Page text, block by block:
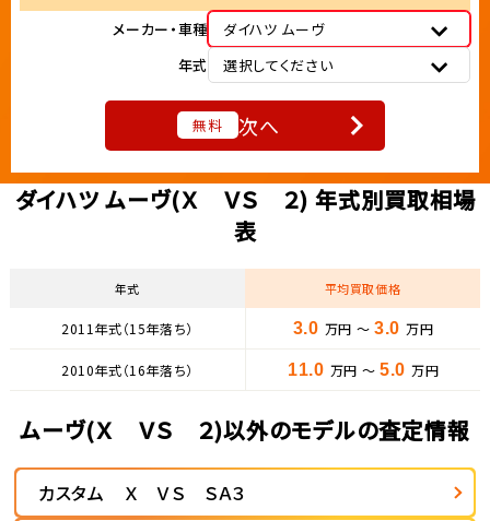
メーカー・車種
ダイハツ ムーヴ
年式
選択してください
無料 次へ
ダイハツ ムーヴ(Ｘ ＶＳ ２) 年式別買取相場
表
年式 平均買取価格
2011年式（15年落ち） 3.0 万円 ～ 3.0万円
2010年式（16年落ち） 11.0 万円 ～ 5.0 万円
ムーヴ(Ｘ ＶＳ ２)以外のモデルの査定情報
カスタム Ｘ ＶＳ ＳＡ３